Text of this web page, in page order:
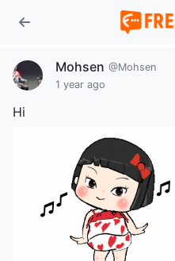
Mohsen @Mohsen
1 year ago
Hi